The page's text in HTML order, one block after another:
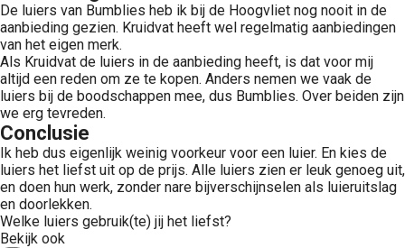
De luiers van Bumblies heb ik bij de Hoogvliet nog nooit in de
aanbieding gezien. Kruidvat heeft wel regelmatig aanbiedingen
van het eigen merk.
Als Kruidvat de luiers in de aanbieding heeft, is dat voor mij
altijd een reden om ze te kopen. Anders nemen we vaak de
luiers bij de boodschappen mee, dus Bumblies. Over beiden zijn
we erg tevreden.
Conclusie
Ik heb dus eigenlijk weinig voorkeur voor een luier. En kies de
luiers het liefst uit op de prijs. Alle luiers zien er leuk genoeg uit,
en doen hun werk, zonder nare bijverschijnselen als luieruitslag
en doorlekken.
Welke luiers gebruik(te) jij het liefst?
Bekijk ook